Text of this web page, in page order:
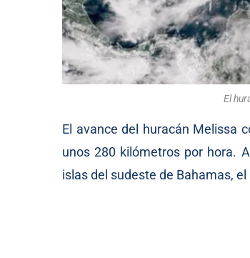
El
El avance del huracán Melissa
unos 280 kilómetros por hora.
islas del sudeste de Bahamas,